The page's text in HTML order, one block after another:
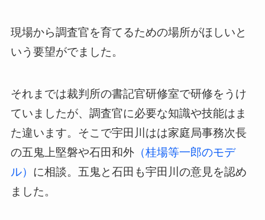
現場から調査官を育てるための場所がほしいと
いう要望がでました。
それまでは裁判所の書記官研修室で研修をうけ
ていましたが、調査官に必要な知識や技能はま
た違います。そこで宇田川はは家庭局事務次長
の五鬼上堅磐や石田和外（桂場等一郎のモデ
ル） に相談。五鬼と石田 も宇田川の意見を認め
ました。